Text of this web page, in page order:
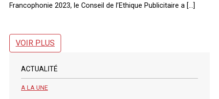
Francophonie 2023, le Conseil de l’Ethique Publicitaire a […]
VOIR PLUS
ACTUALITÉ
A LA UNE